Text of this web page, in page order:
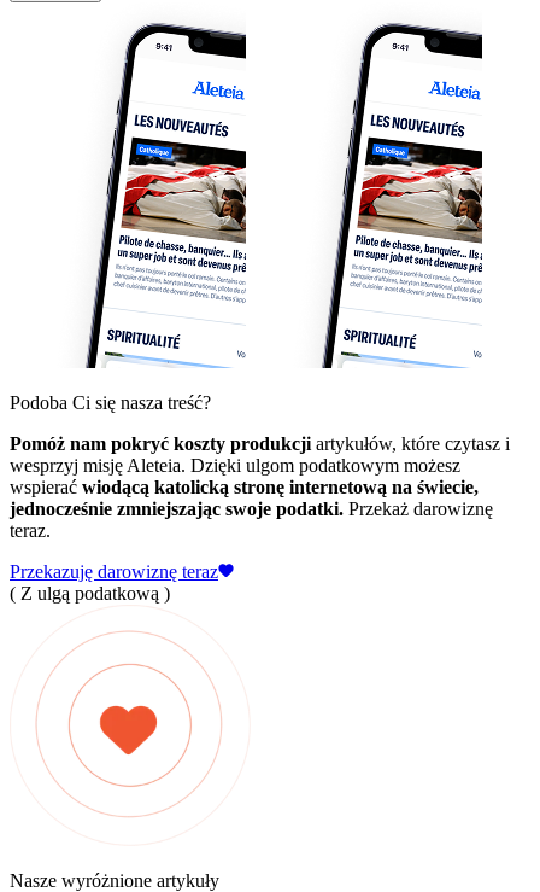
Podoba Ci się nasza treść?
Pomóż nam pokryć koszty produkcji artykułów, które czytasz i
wesprzyj misję Aleteia. Dzięki ulgom podatkowym możesz
wspierać wiodącą katolicką stronę internetową na świecie,
jednocześnie zmniejszając swoje podatki. Przekaż darowiznę
teraz.
Przekazuję darowiznę teraz
( Z ulgą podatkową )
Nasze wyróżnione artykuły